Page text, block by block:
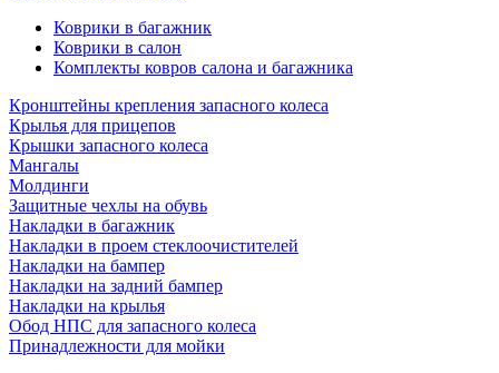
Коврики в багажник
Коврики в салон
Комплекты ковров салона и багажника
Кронштейны крепления запасного колеса
Крылья для прицепов
Крышки запасного колеса
Мангалы
Молдинги
Защитные чехлы на обувь
Накладки в багажник
Накладки в проем стеклоочистителей
Накладки на бампер
Накладки на задний бампер
Накладки на крылья
Обод НПС для запасного колеса
Принадлежности для мойки